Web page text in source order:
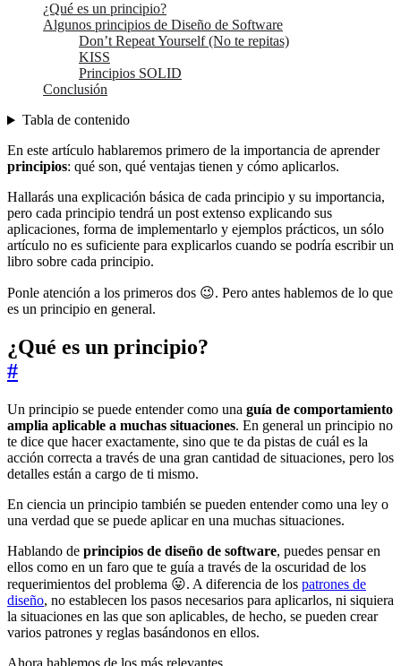
¿Qué es un principio?
Algunos principios de Diseño de Software
Don’t Repeat Yourself (No te repitas)
KISS
Principios SOLID
Conclusión
Tabla de contenido
En este artículo hablaremos primero de la importancia de aprender
principios: qué son, qué ventajas tienen y cómo aplicarlos.
Hallarás una explicación básica de cada principio y su importancia,
pero cada principio tendrá un post extenso explicando sus
aplicaciones, forma de implementarlo y ejemplos prácticos, un sólo
artículo no es suficiente para explicarlos cuando se podría escribir un
libro sobre cada principio.
Ponle atención a los primeros dos 😉. Pero antes hablemos de lo que
es un principio en general.
¿Qué es un principio?
#
Un principio se puede entender como una guía de comportamiento
amplia aplicable a muchas situaciones. En general un principio no
te dice que hacer exactamente, sino que te da pistas de cuál es la
acción correcta a través de una gran cantidad de situaciones, pero los
detalles están a cargo de ti mismo.
En ciencia un principio también se pueden entender como una ley o
una verdad que se puede aplicar en una muchas situaciones.
Hablando de principios de diseño de software, puedes pensar en
ellos como en un faro que te guía a través de la oscuridad de los
requerimientos del problema 😛. A diferencia de los patrones de
diseño, no establecen los pasos necesarios para aplicarlos, ni siquiera
la situaciones en las que son aplicables, de hecho, se pueden crear
varios patrones y reglas basándonos en ellos.